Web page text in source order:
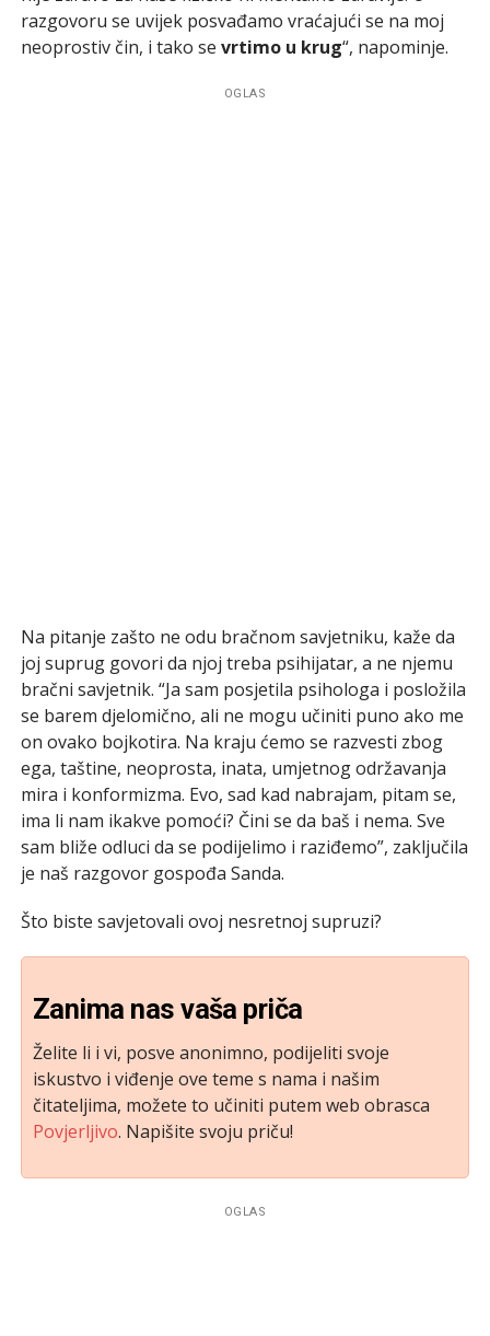
razgovoru se uvijek posvađamo vraćajući se na moj
neoprostiv čin, i tako se vrtimo u krug“, napominje.
OGLAS
Na pitanje zašto ne odu bračnom savjetniku, kaže da
joj suprug govori da njoj treba psihijatar, a ne njemu
bračni savjetnik. “Ja sam posjetila psihologa i posložila
se barem djelomično, ali ne mogu učiniti puno ako me
on ovako bojkotira. Na kraju ćemo se razvesti zbog
ega, taštine, neoprosta, inata, umjetnog održavanja
mira i konformizma. Evo, sad kad nabrajam, pitam se,
ima li nam ikakve pomoći? Čini se da baš i nema. Sve
sam bliže odluci da se podijelimo i raziđemo”, zaključila
je naš razgovor gospođa Sanda.
Što biste savjetovali ovoj nesretnoj supruzi?
Zanima nas vaša priča
Želite li i vi, posve anonimno, podijeliti svoje
iskustvo i viđenje ove teme s nama i našim
čitateljima, možete to učiniti putem web obrasca
Povjerljivo. Napišite svoju priču!
OGLAS